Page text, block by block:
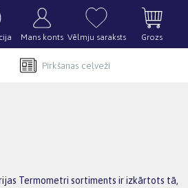
Mans konts Vēlmju saraksts Grozs
Pirkšanas ceļveži
Termometri sortiments ir izkārtots tā,